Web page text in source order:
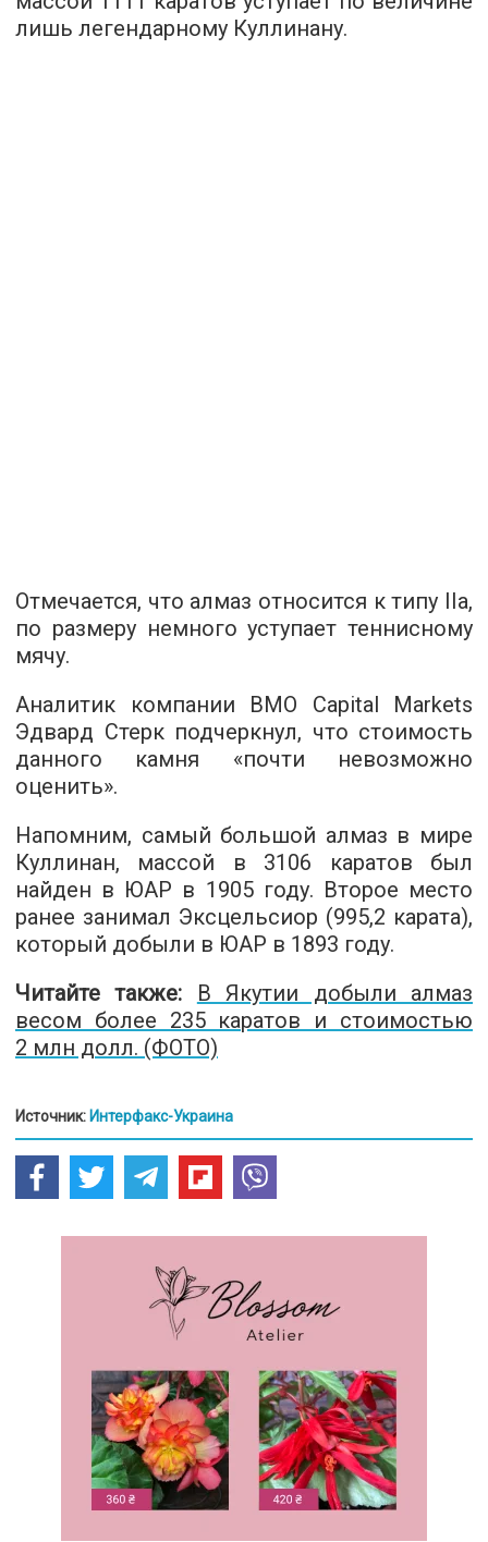
лишь легендарному Куллинану.
Отмечается, что алмаз относится к типу IIа,
по размеру немного уступает теннисному
мячу.
Аналитик компании BMO Capital Markets
Эдвард Стерк подчеркнул, что стоимость
данного камня «почти невозможно
оценить».
Напомним, самый большой алмаз в мире
Куллинан, массой в 3106 каратов был
найден в ЮАР в 1905 году. Второе место
ранее занимал Эксцельсиор (995,2 карата),
который добыли в ЮАР в 1893 году.
Читайте также: В Якутии добыли алмаз
весом более 235 каратов и стоимостью
2 млн долл. (ФОТО)
Источник: Интерфакс-Украина